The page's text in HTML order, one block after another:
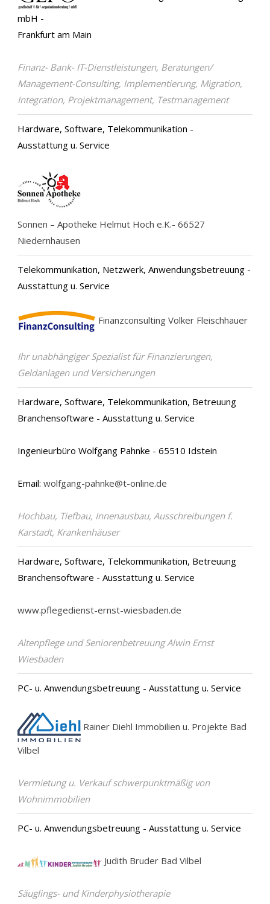
mbH -
Frankfurt am Main
Finanz- Bank- IT-Dienstleistungen, Beratungen/
Management-Consulting, Implementierung, Migration,
Integration, Projektmanagement, Testmanagement
Hardware, Software, Telekommunikation -
Ausstattung u. Service
Sonnen – Apotheke Helmut Hoch e.K.- 66527
Niedernhausen
Telekommunikation, Netzwerk, Anwendungsbetreuung -
Ausstattung u. Service
Finanzconsulting Volker Fleischhauer
Ihr unabhängiger Spezialist für Finanzierungen,
Geldanlagen und Versicherungen
Hardware, Software, Telekommunikation, Betreuung
Branchensoftware - Ausstattung u. Service
Ingenieurbüro Wolfgang Pahnke - 65510 Idstein
Email: wolfgang-pahnke@t-online.de
Hochbau, Tiefbau, Innenausbau, Ausschreibungen f.
Karstadt, Krankenhäuser
Hardware, Software, Telekommunikation, Betreuung
Branchensoftware - Ausstattung u. Service
www.pflegedienst-ernst-wiesbaden.de
Altenpflege und Seniorenbetreuung Alwin Ernst
Wiesbaden
PC- u. Anwendungsbetreuung - Ausstattung u. Service
Rainer Diehl Immobilien u. Projekte Bad
Vilbel
Vermietung u. Verkauf schwerpunktmäßig von
Wohnimmobilien
PC- u. Anwendungsbetreuung - Ausstattung u. Service
Judith Bruder Bad Vilbel
Säuglings- und Kinderphysiotherapie